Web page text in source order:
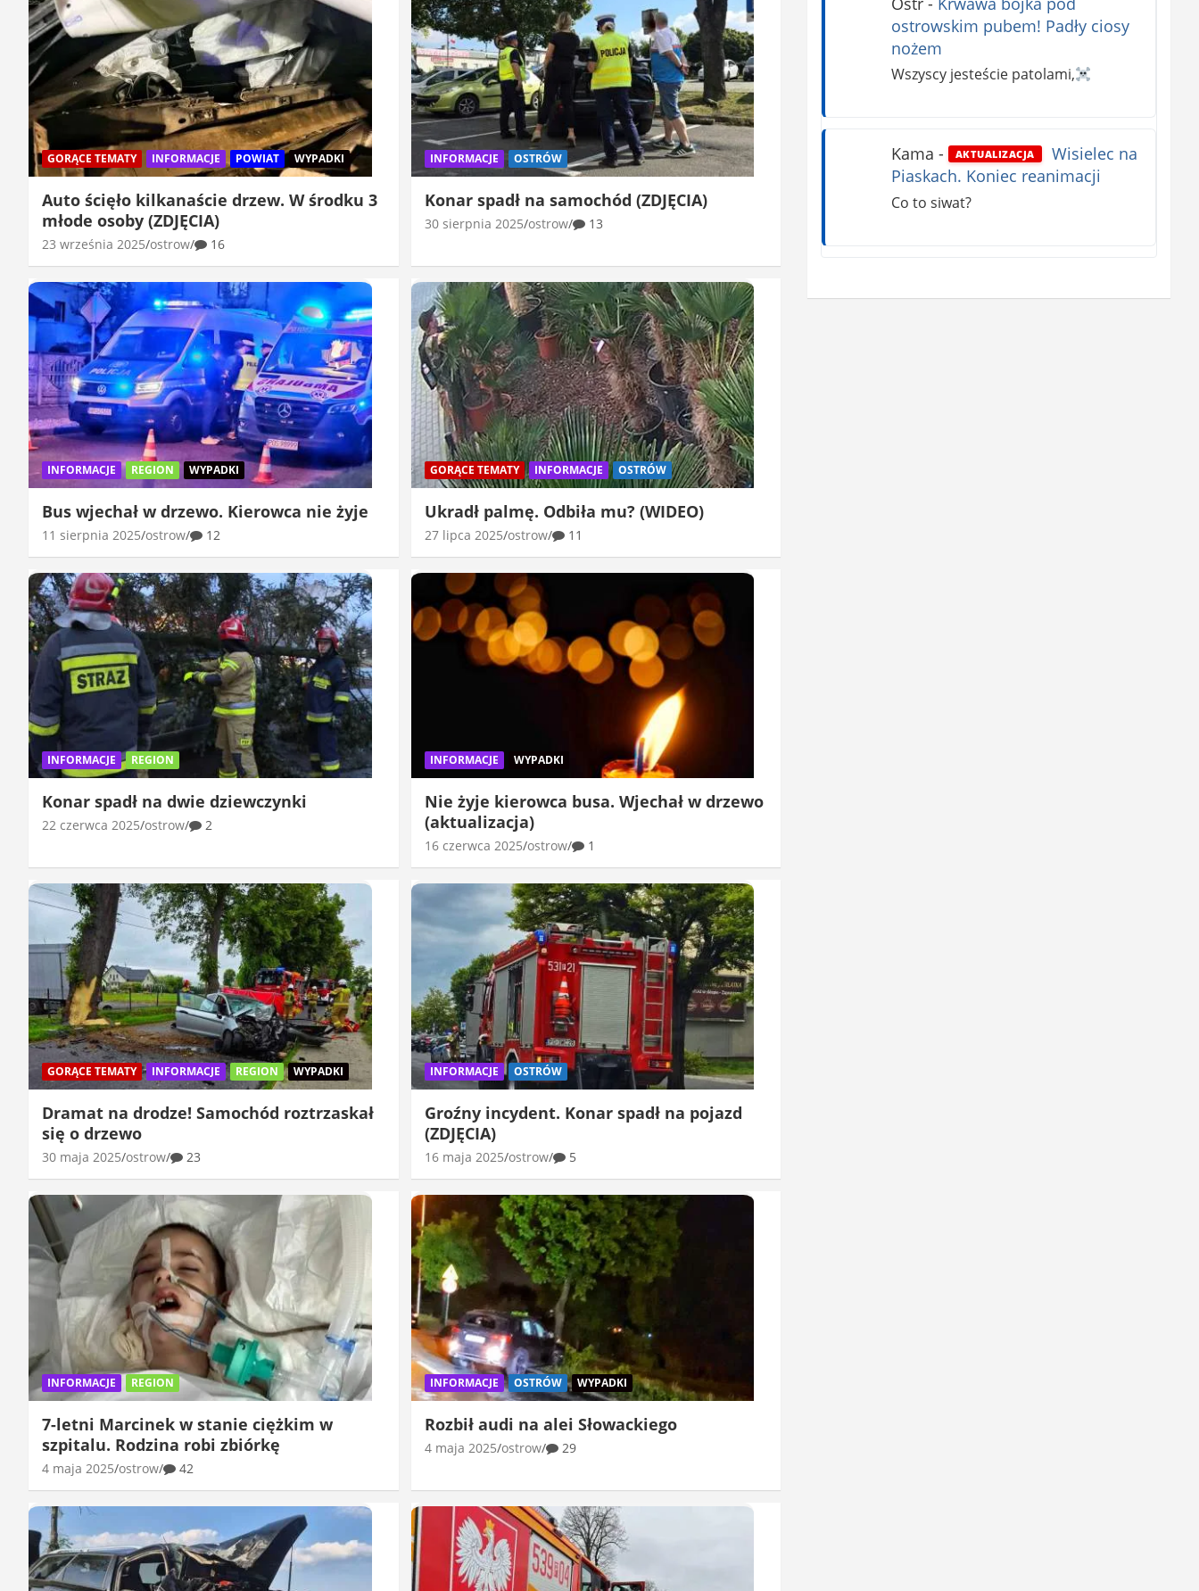
GORĄCE TEMATY INFORMACJE POWIAT WYPADKI
Auto ścięło kilkanaście drzew. W środku 3
młode osoby (ZDJĘCIA)
23 września 2025 ostrow 16
INFORMACJE OSTRÓW
Konar spadł na samochód (ZDJĘCIA)
30 sierpnia 2025 ostrow 13
INFORMACJE REGION WYPADKI
Bus wjechał w drzewo. Kierowca nie żyje
11 sierpnia 2025 ostrow 12
GORĄCE TEMATY INFORMACJE OSTRÓW
Ukradł palmę. Odbiła mu? (WIDEO)
27 lipca 2025 ostrow 11
INFORMACJE REGION
Konar spadł na dwie dziewczynki
22 czerwca 2025 ostrow 2
INFORMACJE WYPADKI
Nie żyje kierowca busa. Wjechał w drzewo
(aktualizacja)
16 czerwca 2025 ostrow 1
GORĄCE TEMATY INFORMACJE REGION WYPADKI
Dramat na drodze! Samochód roztrzaskał
się o drzewo
30 maja 2025 ostrow 23
INFORMACJE OSTRÓW
Groźny incydent. Konar spadł na pojazd
(ZDJĘCIA)
16 maja 2025 ostrow 5
INFORMACJE REGION
7-letni Marcinek w stanie ciężkim w
szpitalu. Rodzina robi zbiórkę
4 maja 2025 ostrow 42
INFORMACJE OSTRÓW WYPADKI
Rozbił audi na alei Słowackiego
4 maja 2025 ostrow 29
ostrowskim pubem! Padły ciosy
nożem
Wszyscy jesteście patolami,
Kama - AKTUALIZACJA
Wisielec na
Piaskach. Koniec reanimacji
Co to siwat?